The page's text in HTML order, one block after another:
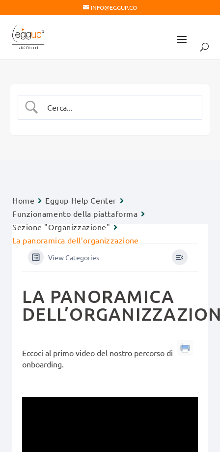
INFO@EGGUP.CO
Home
Eggup Help Center
Funzionamento della piattaforma
Sezione "Organizzazione"
La panoramica dell’organizzazione
View Categories
LA PANORAMICA
Eccoci al primo video del nostro percorso di
onboarding.